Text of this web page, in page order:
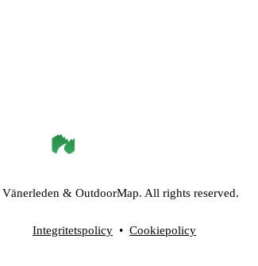
Vänerleden& OutdoorMap. All rights reserved.
Integritetspolicy • Cookiepolicy